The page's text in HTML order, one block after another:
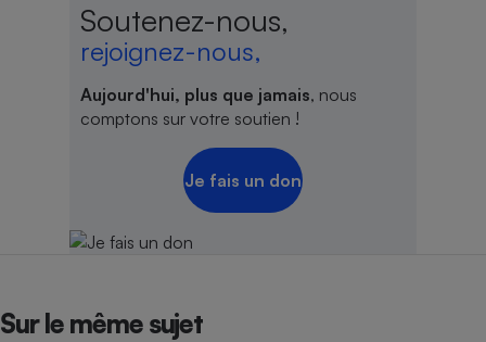
Soutenez-nous,
rejoignez-nous,
Aujourd'hui, plus que jamais, nous
comptons sur votre soutien !
Je fais un don
Sur le même sujet